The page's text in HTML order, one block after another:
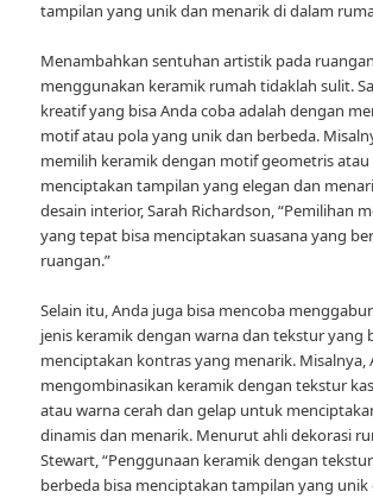
tampilan yang unik dan menarik di dalam
Menambahkan sentuhan artistik pada
menggunakan keramik rumah tidaklah sulit.
kreatif yang bisa Anda coba adalah dengan
motif atau pola yang unik dan berbeda.
memilih keramik dengan motif geometris
menciptakan tampilan yang elegan dan
desain interior, Sarah Richardson, “Pemilihan
yang tepat bisa menciptakan suasana yang
ruangan.”
Selain itu, Anda juga bisa mencoba
jenis keramik dengan warna dan tekstur yang
menciptakan kontras yang menarik. Misalnya,
mengombinasikan keramik dengan tekstur
atau warna cerah dan gelap untuk
dinamis dan menarik. Menurut ahli dekorasi
Stewart, “Penggunaan keramik dengan
berbeda bisa menciptakan tampilan yang